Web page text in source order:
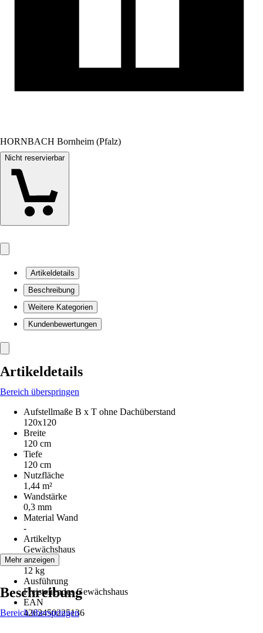
HORNBACH Bornheim (Pfalz)
Nicht reservierbar
Artikeldetails
Beschreibung
Weitere Kategorien
Kundenbewertungen
Artikeldetails
Bereich überspringen
Aufstellmaße B x T ohne Dachüberstand
120x120
Breite
120 cm
Tiefe
120 cm
Nutzfläche
1,44 m²
Wandstärke
0,3 mm
Material Wand
-
Artikeltyp
Gewächshaus
Gewicht
12 kg
Ausführung
Freistehendes Gewächshaus
EAN
4262450225136
Mehr anzeigen
Beschreibung
Bereich überspringen